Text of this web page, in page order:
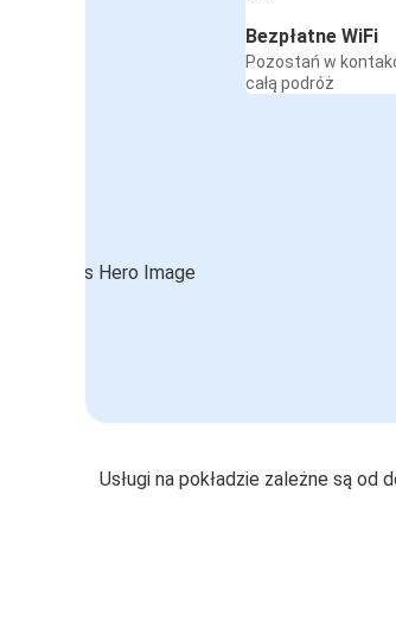
Bezpłatne WiFi
Pozostań w
całą podróż
Usługi na pokładzie zależne są od